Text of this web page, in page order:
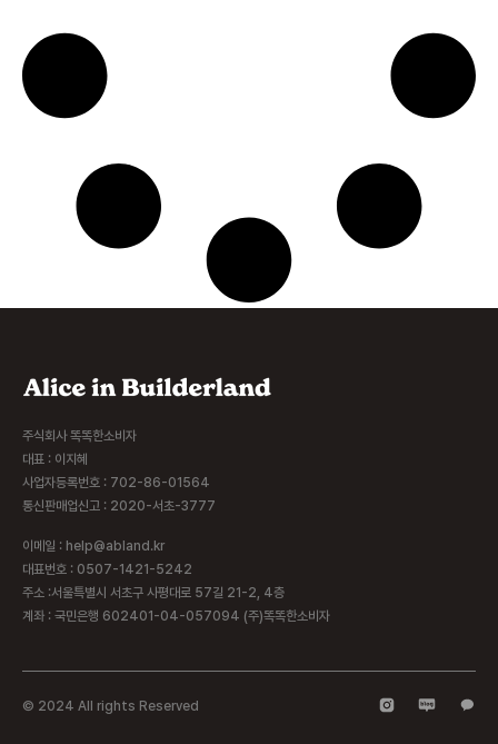
주식회사 똑똑한소비자
대표 : 이지혜
사업자등록번호 : 702-86-01564
통신판매업신고 : 2020-서초-3777
이메일 : help@abland.kr
대표번호 : 0507-1421-5242
주소 :서울특별시 서초구 사평대로 57길 21-2, 4층
계좌 : 국민은행 602401-04-057094 (주)똑똑한소비자
© 2024 All rights Reserved​